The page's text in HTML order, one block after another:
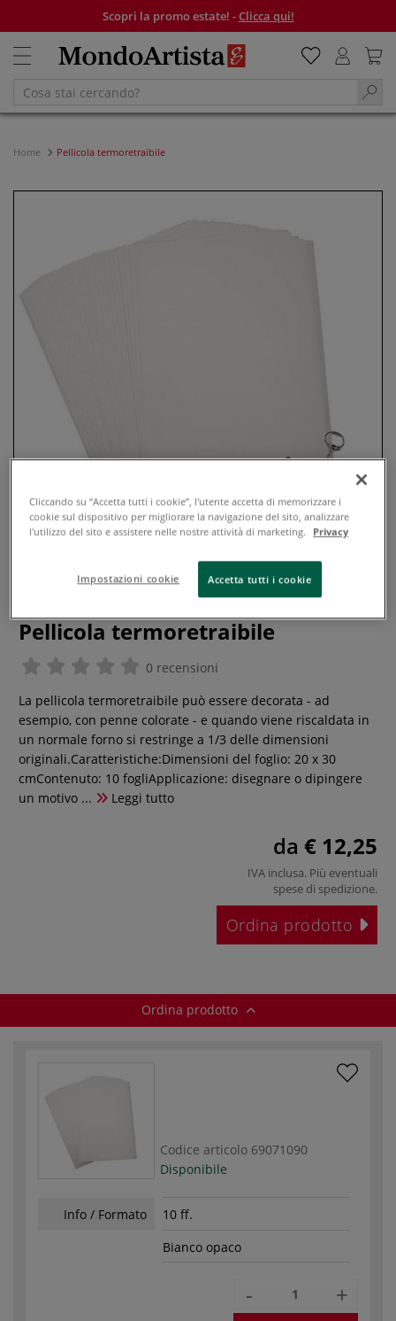
Scopri la promo estate! -Clicca qui!
Home Pellicola termoretraibile
Pellicola termoretraibile
0 recensioni
La pellicola termoretraibile può essere decorata - ad
esempio, con penne colorate - e quando viene riscaldata in
un normale forno si restringe a 1/3 delle dimensioni
originali.Caratteristiche:Dimensioni del foglio: 20 x 30
cmContenuto: 10 fogliApplicazione: disegnare o dipingere
un motivo ...
Leggi tutto
da € 12,25
IVA inclusa. Più eventuali
spese di spedizione.
Ordina prodotto
Ordina prodotto
Codice articolo 69071090
Disponibile
Info / Formato
10 ff.
Bianco opaco
- +
Cliccando su “Accetta tutti i cookie”, l'utente accetta di memorizzare i
cookie sul dispositivo per migliorare la navigazione del sito, analizzare
l'utilizzo del sito e assistere nelle nostre attività di marketing.
Privacy
Impostazioni cookie Accetta tutti i cookie